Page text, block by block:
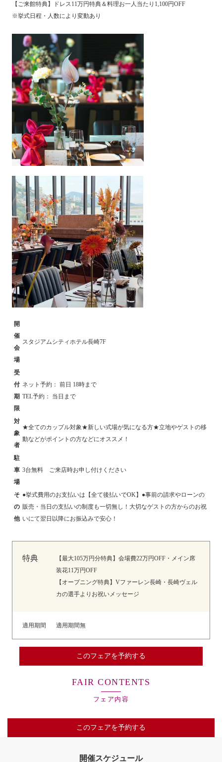
【ご来館特典】ドレス11万円特典＆料理お一人当たり1,100円OFF
※挙式日程・人数により変動あり
開
催
会
場
スタジアムシティホテル長崎7F
受
付
期
限
ネット予約： 前日 18時まで
TEL予約： 当日まで
対
象
者
★全てのカップル対象★新しい式場が気になる方★立地やゲストの移
動などがポイントの方などにオススメ！
駐
車
場
3台無料 ご来店時お申し付けください
そ
の
他
●挙式費用のお支払いは【全て後払いでOK】●事前の請求やローンの
販売・当日の支払いの制度も一切無し！大切なゲストの方からのお祝
いにて翌日以降にお振込みで安心！
特典
【最大105万円分特典】会場費22万円OFF・メイン席
装花11万円OFF
【オープニング特典】Vファーレン長崎・長崎ヴェル
カの選手よりお祝いメッセージ
適用期間 適用期間無
このフェアを予約する
FAIR CONTENTS
フェア内容
このフェアを予約する
開催スケジュール